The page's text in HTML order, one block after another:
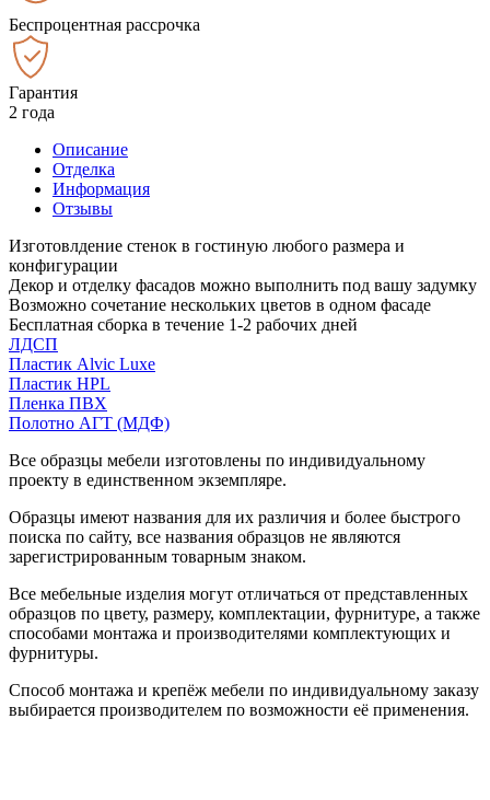
Беспроцентная рассрочка
Гарантия
2 года
Описание
Отделка
Информация
Отзывы
Изготовлдение стенок в гостиную любого размера и
конфигурации
Декор и отделку фасадов можно выполнить под вашу задумку
Возможно сочетание нескольких цветов в одном фасаде
Бесплатная сборка в течение 1-2 рабочих дней
ЛДСП
Пластик Alvic Luxe
Пластик HPL
Пленка ПВХ
Полотно АГТ (МДФ)
Все образцы мебели изготовлены по индивидуальному
проекту в единственном экземпляре.
Образцы имеют названия для их различия и более быстрого
поиска по сайту, все названия образцов не являются
зарегистрированным товарным знаком.
Все мебельные изделия могут отличаться от представленных
образцов по цвету, размеру, комплектации, фурнитуре, а также
способами монтажа и производителями комплектующих и
фурнитуры.
Способ монтажа и крепёж мебели по индивидуальному заказу
выбирается производителем по возможности её применения.